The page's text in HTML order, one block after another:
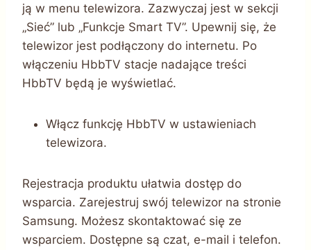
ją w menu telewizora. Zazwyczaj jest w sekcji
„Sieć” lub „Funkcje Smart TV”. Upewnij się, że
telewizor jest podłączony do internetu. Po
włączeniu HbbTV stacje nadające treści
HbbTV będą je wyświetlać.
Włącz funkcję HbbTV w ustawieniach
telewizora.
Rejestracja produktu ułatwia dostęp do
wsparcia. Zarejestruj swój telewizor na stronie
Samsung. Możesz skontaktować się ze
wsparciem. Dostępne są czat, e-mail i telefon.